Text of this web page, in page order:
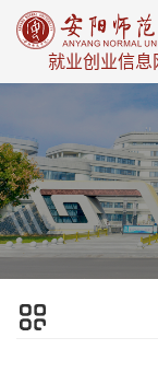
就业创业信息